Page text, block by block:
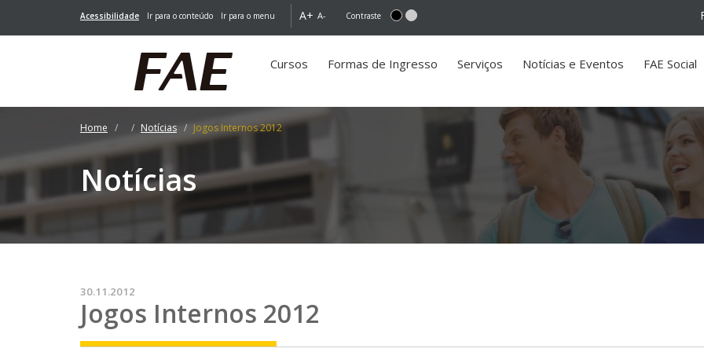
Acessibilidade Ir para o conteúdo Ir para o menu A+ A- Contraste
Cursos Formas de Ingresso Serviços Notícias e Eventos FAE Social
Home Notícias Jogos Internos 2012
Notícias
30.11.2012
Jogos Internos 2012